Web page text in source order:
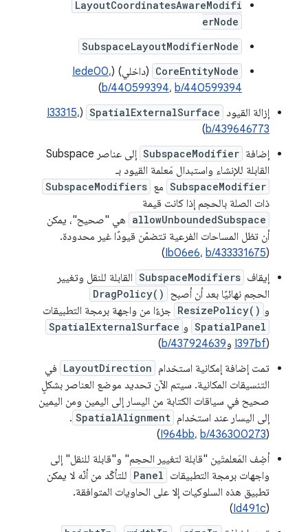
LayoutCoordinatesAwareModifi
erNode
SubspaceLayoutModifierNode
CoreEntityNode (داخلي) ( Iede00،
b/440599394، b/440599394
)
إزالة القيود SpatialExternalSurface
(
I33315،
b/439646773
)
إضافة SubspaceModifier
إلى عناصر Subspace
القابلة للإنشاء واستبدال مَعلمة القيود بـ
SubspaceModifier مع SubspaceModifiers
ذات الصلة بالحجم إذا كانت قيمة
allowUnboundedSubspace هي "صحيح"، يمكن
أن تظل المساحات الفرعية تتضمّن قيودًا غير محدودة.
(
Ib06e6، b/433331675
)
إيقاف SubspaceModifiers القابلة للنقل وتغيير
الحجم نهائيًا بعد أن أصبح DragPolicy()
و ResizePolicy() جزءًا من واجهة برمجة التطبيقات
SpatialPanel و SpatialExternalSurface
(
I397bf وb/437924639
)
تمت إضافة إمكانية استخدام LayoutDirection في
التنسيقات المكانية. سيتم الآن تحديد موضع العناصر بشكلٍ
صحيح في سياقات الكتابة من اليسار إلى اليمين ومن اليمين
إلى اليسار عند استخدام SpatialAlignment
.
(
I964bb، b/436300273
)
أضِف المَعلمتَين "قابلة لتغيير الحجم" و"قابلة للنقل" إلى
واجهات برمجة التطبيقات Panel للتأكّد من أنّه لا يمكن
تطبيق هذه السلوكيات إلا على الحاويات المتوافقة.
(
Id491c
)